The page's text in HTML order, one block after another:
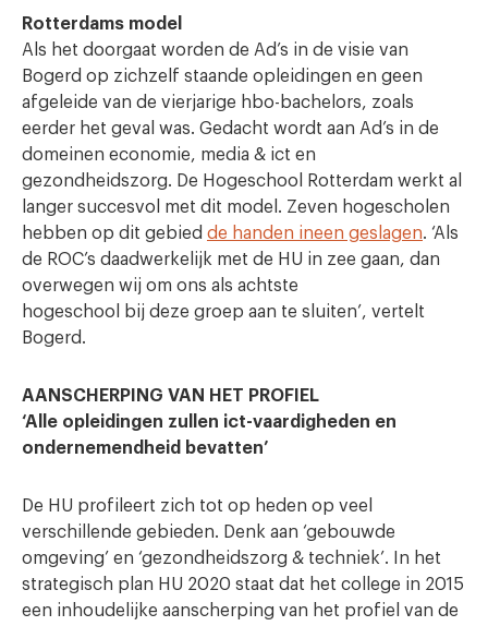
Rotterdams model
Als het doorgaat worden de Ad’s in de visie van
Bogerd op zichzelf staande opleidingen en geen
afgeleide van de vierjarige hbo-bachelors, zoals
eerder het geval was. Gedacht wordt aan Ad’s in de
domeinen economie, media & ict en
gezondheidszorg. De Hogeschool Rotterdam werkt al
langer succesvol met dit model. Zeven hogescholen
hebben op dit gebied de handen ineen geslagen. ‘Als
de ROC’s daadwerkelijk met de HU in zee gaan, dan
overwegen wij om ons als achtste
hogeschool bij deze groep aan te sluiten’, vertelt
Bogerd.
AANSCHERPING VAN HET PROFIEL
‘Alle opleidingen zullen ict-vaardigheden en
ondernemendheid bevatten’
De HU profileert zich tot op heden op veel
verschillende gebieden. Denk aan ‘gebouwde
omgeving’ en ‘gezondheidszorg & techniek’. In het
strategisch plan HU 2020 staat dat het college in 2015
een inhoudelijke aanscherping van het profiel van de